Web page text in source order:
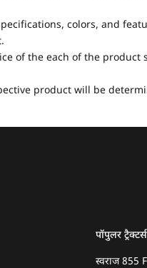
colors, and
of the each of the product
product will be
पॉपुलर ट्रैक्टर्स
स्वराज 855